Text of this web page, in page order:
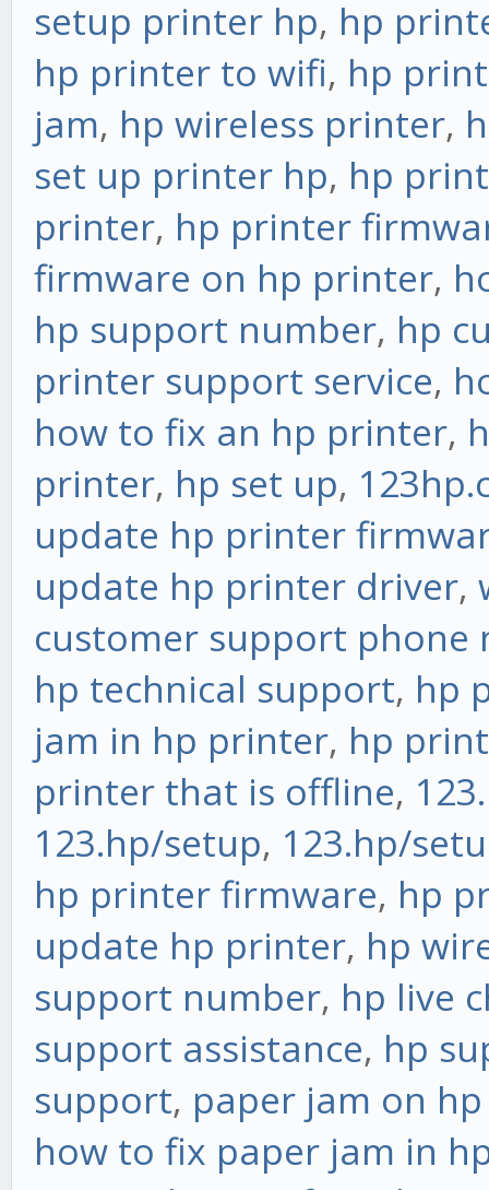
setup printer hp, hp
hp printer to wifi, hp
jam, hp wireless printer,
set up printer hp, hp
printer, hp printer
firmware on hp printer,
hp support number, hp
printer support service,
how to fix an hp printer,
printer, hp set up,
update hp printer
update hp printer driver,
customer support phone
hp technical support, hp
jam in hp printer, hp
printer that is offline,
123.hp/setup, 123.hp/
hp printer firmware, hp
update hp printer, hp
support number, hp live
support assistance, hp
support, paper jam on
how to fix paper jam in